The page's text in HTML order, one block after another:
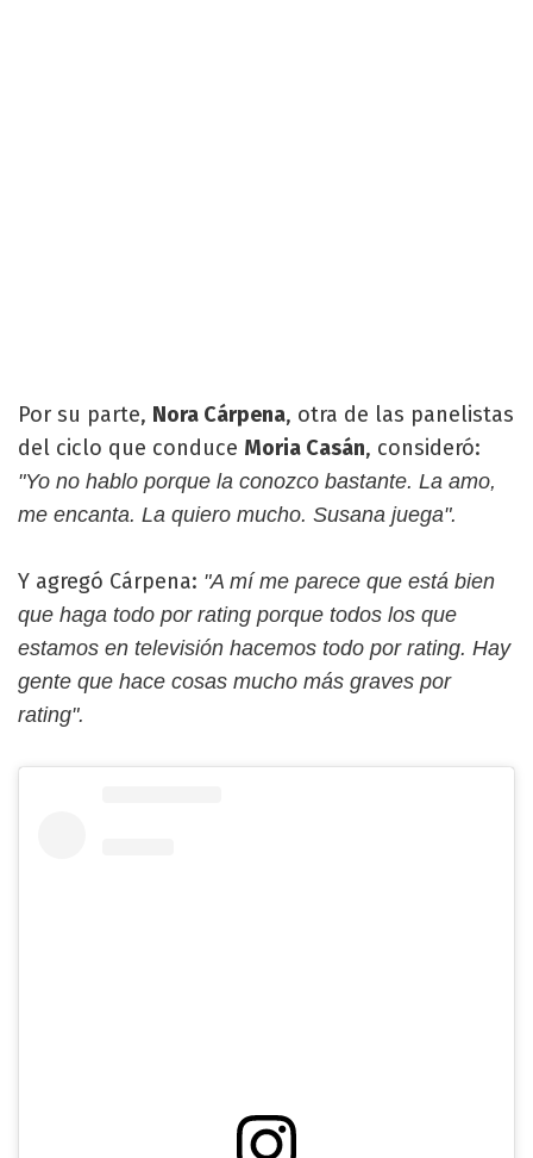
Por su parte, Nora Cárpena, otra de las panelistas
del ciclo que conduce Moria Casán, consideró:
"Yo no hablo porque la conozco bastante. La amo,
me encanta. La quiero mucho. Susana juega".
Y agregó Cárpena: "A mí me parece que está bien
que haga todo por rating porque todos los que
estamos en televisión hacemos todo por rating. Hay
gente que hace cosas mucho más graves por
rating".